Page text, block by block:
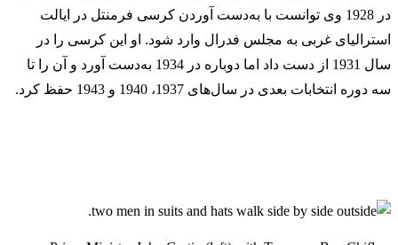
در 1928 وی توانست با به‌دست آوردن کرسی فرمنتل در ایالت
استرالیای غربی به مجلس فدرال وارد شود. او این کرسی را در
سال 1931 از دست داد اما دوباره در 1934 به‌دست آورد و آن را تا
سه دوره انتخابات بعدی در سال‌های 1937، 1940 و 1943 حفظ کرد.